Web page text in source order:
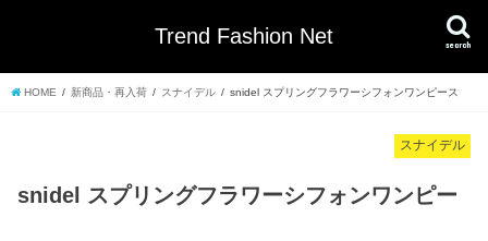
Trend Fashion Net search
HOME 新商品・再入荷 スナイデル snidel スプリングフラワーシフォンワンピース
スナイデル
snidel スプリングフラワーシフォンワンピー